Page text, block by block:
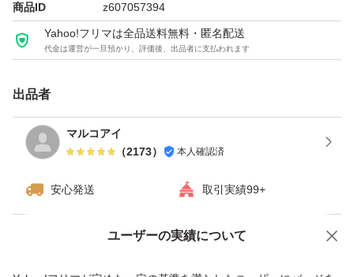
商品ID z607057394
Yahoo!フリマは全品送料無料・匿名配送
代金は運営が一旦預かり、評価後、出品者に支払われます
出品者
マルコアイ
（2173） 本人確認済
安心発送 取引実績99+
ユーザーの実績について
価格の相談 商品への質問